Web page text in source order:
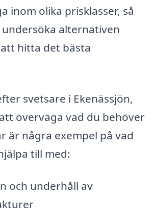
inom olika prisklasser, så
alternativen
hitta det bästa
svetsare i Ekenässjön,
överväga vad du behöver
är några exempel på vad
till med:
och underhåll av